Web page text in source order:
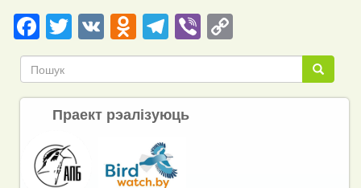
Facebook
Twitter
VKOdnoklassniki
Telegram
ViberCopy
Link Пошук
Пошук
Праект рэалізуюць